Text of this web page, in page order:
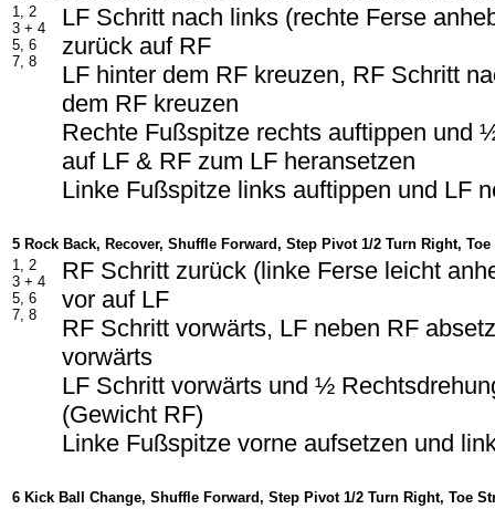
1, 2
3 + 4
5, 6
7, 8
LF Schritt nach links (rechte Ferse
zurück auf RF
LF hinter dem RF kreuzen, RF Schritt
dem RF kreuzen
Rechte Fußspitze rechts auftippen und
auf LF & RF zum LF heransetzen
Linke Fußspitze links auftippen und LF
5 Rock Back, Recover, Shuffle Forward, Step Pivot 1/2 Turn Right, Toe
1, 2
3 + 4
5, 6
7, 8
RF Schritt zurück (linke Ferse leicht
vor auf LF
RF Schritt vorwärts, LF neben RF
vorwärts
LF Schritt vorwärts und ½
(Gewicht RF)
Linke Fußspitze vorne aufsetzen und
6 Kick Ball Change, Shuffle Forward, Step Pivot 1/2 Turn Right, Toe